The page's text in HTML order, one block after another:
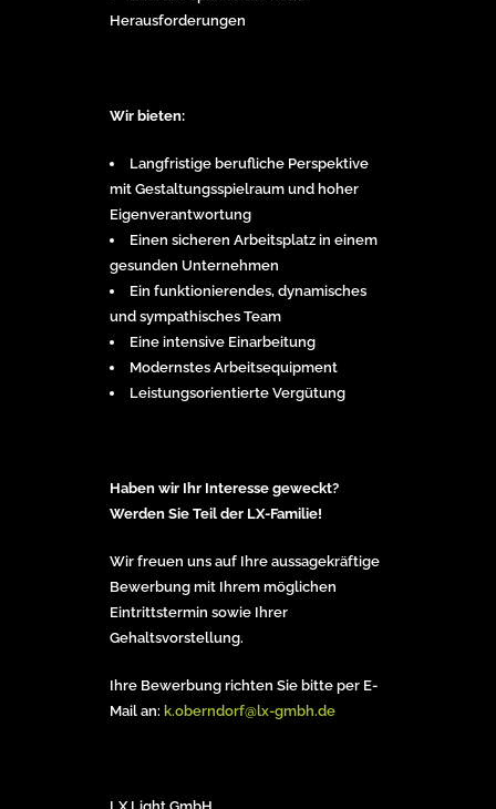
Herausforderungen
Wir bieten:
Langfristige berufliche Perspektive
mit Gestaltungsspielraum und hoher
Eigenverantwortung
Einen sicheren Arbeitsplatz in einem
gesunden Unternehmen
Ein funktionierendes, dynamisches
und sympathisches Team
Eine intensive Einarbeitung
Modernstes Arbeitsequipment
Leistungsorientierte Vergütung
Haben wir Ihr Interesse geweckt?
Werden Sie Teil der LX-Familie!
Wir freuen uns auf Ihre aussagekräftige
Bewerbung mit Ihrem möglichen
Eintrittstermin sowie Ihrer
Gehaltsvorstellung.
Ihre Bewerbung richten Sie bitte per E-
Mail an: k.oberndorf@lx-gmbh.de